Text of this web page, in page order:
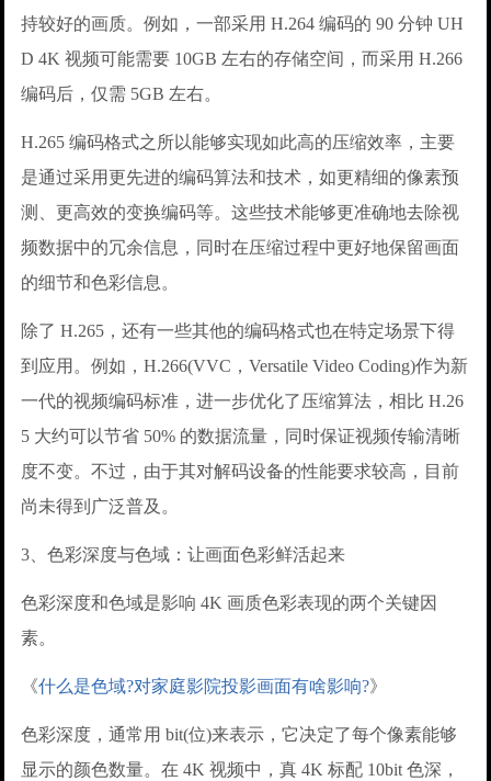
持较好的画质。例如，一部采用 H.264 编码的 90 分钟 UH
D 4K 视频可能需要 10GB 左右的存储空间，而采用 H.266
编码后，仅需 5GB 左右。
H.265 编码格式之所以能够实现如此高的压缩效率，主要
是通过采用更先进的编码算法和技术，如更精细的像素预
测、更高效的变换编码等。这些技术能够更准确地去除视
频数据中的冗余信息，同时在压缩过程中更好地保留画面
的细节和色彩信息。
除了 H.265，还有一些其他的编码格式也在特定场景下得
到应用。例如，H.266(VVC，Versatile Video Coding)作为新
一代的视频编码标准，进一步优化了压缩算法，相比 H.26
5 大约可以节省 50% 的数据流量，同时保证视频传输清晰
度不变。不过，由于其对解码设备的性能要求较高，目前
尚未得到广泛普及。
3、色彩深度与色域：让画面色彩鲜活起来
色彩深度和色域是影响 4K 画质色彩表现的两个关键因
素。
《什么是色域?对家庭影院投影画面有啥影响?》
色彩深度，通常用 bit(位)来表示，它决定了每个像素能够
显示的颜色数量。在 4K 视频中，真 4K 标配 10bit 色深，